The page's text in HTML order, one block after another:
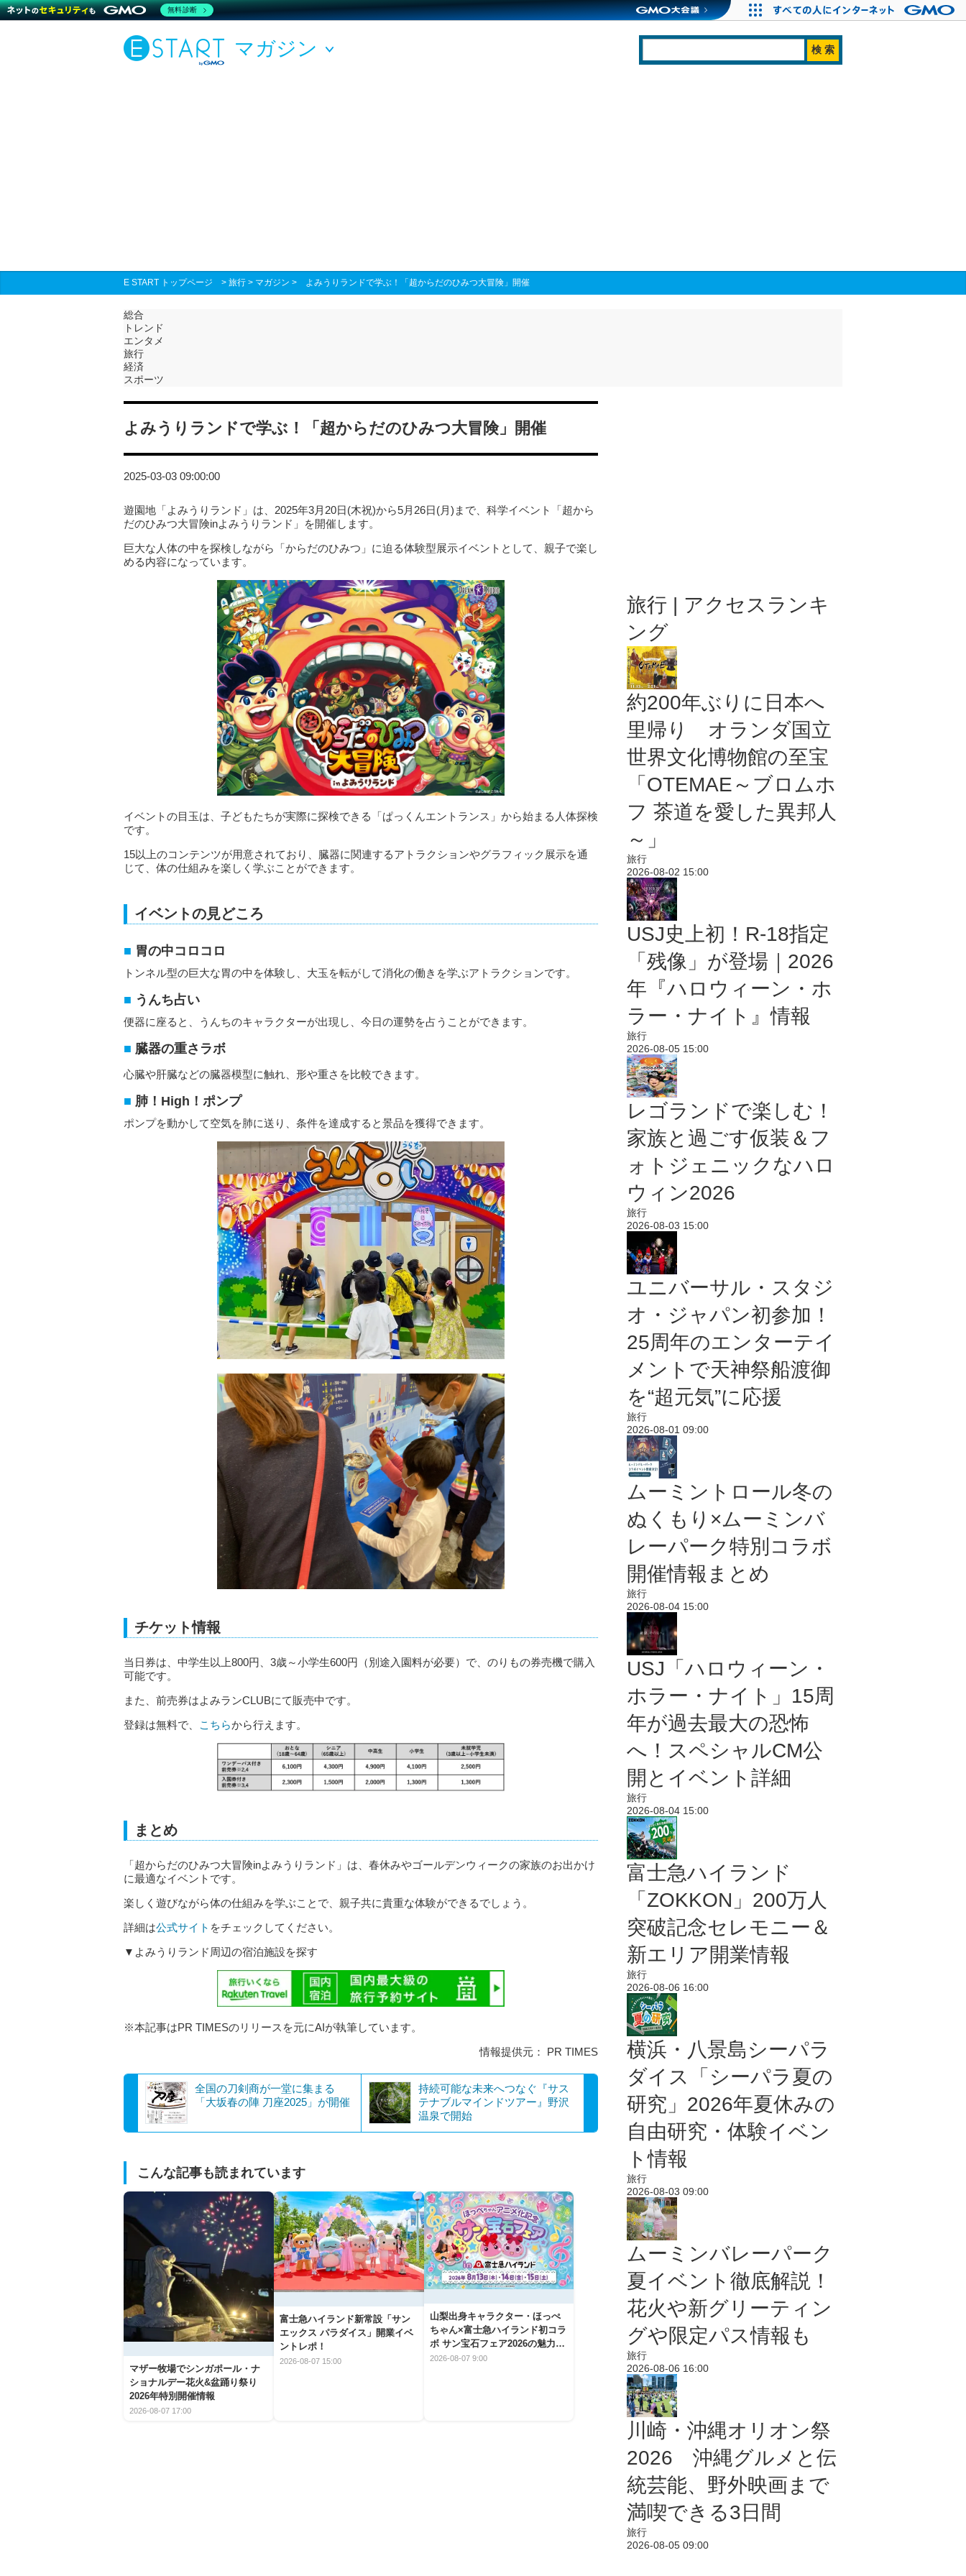
マガジン
E START トップページ > 旅行 > マガジン > よみうりランドで学ぶ！「超からだのひみつ大冒険」開催
総合
トレンド
エンタメ
旅行
経済
スポーツ
よみうりランドで学ぶ！「超からだのひみつ大冒険」開催
2025-03-03 09:00:00
遊園地「よみうりランド」は、2025年3月20日(木祝)から5月26日(月)まで、科学イベント「超から
だのひみつ大冒険inよみうりランド」を開催します。
巨大な人体の中を探検しながら「からだのひみつ」に迫る体験型展示イベントとして、親子で楽し
める内容になっています。
イベントの目玉は、子どもたちが実際に探検できる「ぱっくんエントランス」から始まる人体探検
です。
15以上のコンテンツが用意されており、臓器に関連するアトラクションやグラフィック展示を通
じて、体の仕組みを楽しく学ぶことができます。
イベントの見どころ
胃の中コロコロ
トンネル型の巨大な胃の中を体験し、大玉を転がして消化の働きを学ぶアトラクションです。
うんち占い
便器に座ると、うんちのキャラクターが出現し、今日の運勢を占うことができます。
臓器の重さラボ
心臓や肝臓などの臓器模型に触れ、形や重さを比較できます。
肺！High！ポンプ
ポンプを動かして空気を肺に送り、条件を達成すると景品を獲得できます。
チケット情報
当日券は、中学生以上800円、3歳～小学生600円（別途入園料が必要）で、のりもの券売機で購入
可能です。
また、前売券はよみランCLUBにて販売中です。
登録は無料で、
こちらから行えます。
まとめ
「超からだのひみつ大冒険inよみうりランド」は、春休みやゴールデンウィークの家族のお出かけ
に最適なイベントです。
楽しく遊びながら体の仕組みを学ぶことで、親子共に貴重な体験ができるでしょう。
詳細は公式サイト をチェックしてください。
▼よみうりランド周辺の宿泊施設を探す
※本記事はPR TIMESのリリースを元にAIが執筆しています。
情報提供元： PR TIMES
全国の刀剣商が一堂に集まる
「大坂春の陣 刀座2025」が開催
持続可能な未来へつなぐ『サス
テナブルマインドツアー』野沢
温泉で開始
こんな記事も読まれています
マザー牧場でシンガポール・ナ
ショナルデー花火&盆踊り祭り
2026年特別開催情報
2026-08-07 17:00
富士急ハイランド新常設「サン
エックス パラダイス」開業イベ
ントレポ！
2026-08-07 15:00
山梨出身キャラクター・ほっぺ
ちゃん×富士急ハイランド初コラ
ボ サン宝石フェア2026の魅力と
楽しみ方
2026-08-07 9:00
旅行 | アクセスランキ
ング
約200年ぶりに日本へ
里帰り オランダ国立
世界文化博物館の至宝
「OTEMAE～ブロムホ
フ 茶道を愛した異邦人
～」
旅行
2026-08-02 15:00
USJ史上初！R-18指定
「残像」が登場｜2026
年『ハロウィーン・ホ
ラー・ナイト』情報
旅行
2026-08-05 15:00
レゴランドで楽しむ！
家族と過ごす仮装＆フ
ォトジェニックなハロ
ウィン2026
旅行
2026-08-03 15:00
ユニバーサル・スタジ
オ・ジャパン初参加！
25周年のエンターテイ
メントで天神祭船渡御
を“超元気”に応援
旅行
2026-08-01 09:00
ムーミントロール冬の
ぬくもり×ムーミンバ
レーパーク特別コラボ
開催情報まとめ
旅行
2026-08-04 15:00
USJ「ハロウィーン・
ホラー・ナイト」15周
年が過去最大の恐怖
へ！スペシャルCM公
開とイベント詳細
旅行
2026-08-04 15:00
富士急ハイランド
「ZOKKON」200万人
突破記念セレモニー＆
新エリア開業情報
旅行
2026-08-06 16:00
横浜・八景島シーパラ
ダイス「シーパラ夏の
研究」2026年夏休みの
自由研究・体験イベン
ト情報
旅行
2026-08-03 09:00
ムーミンバレーパーク
夏イベント徹底解説！
花火や新グリーティン
グや限定パス情報も
旅行
2026-08-06 16:00
川崎・沖縄オリオン祭
2026 沖縄グルメと伝
統芸能、野外映画まで
満喫できる3日間
旅行
2026-08-05 09:00
無料診断